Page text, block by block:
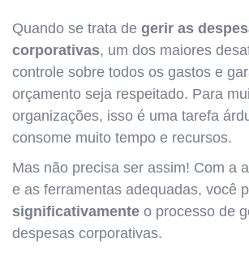
Quando se trata de gerir as
corporativas, um dos maiores
controle sobre todos os gastos e
orçamento seja respeitado. Para
organizações, isso é uma tarefa
consome muito tempo e recursos.
Mas não precisa ser assim! Com a
e as ferramentas adequadas, você
significativamente o processo de
despesas corporativas.